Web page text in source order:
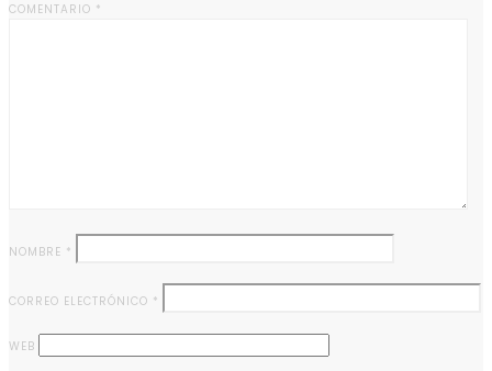
COMENTARIO *
NOMBRE *
CORREO ELECTRÓNICO *
WEB